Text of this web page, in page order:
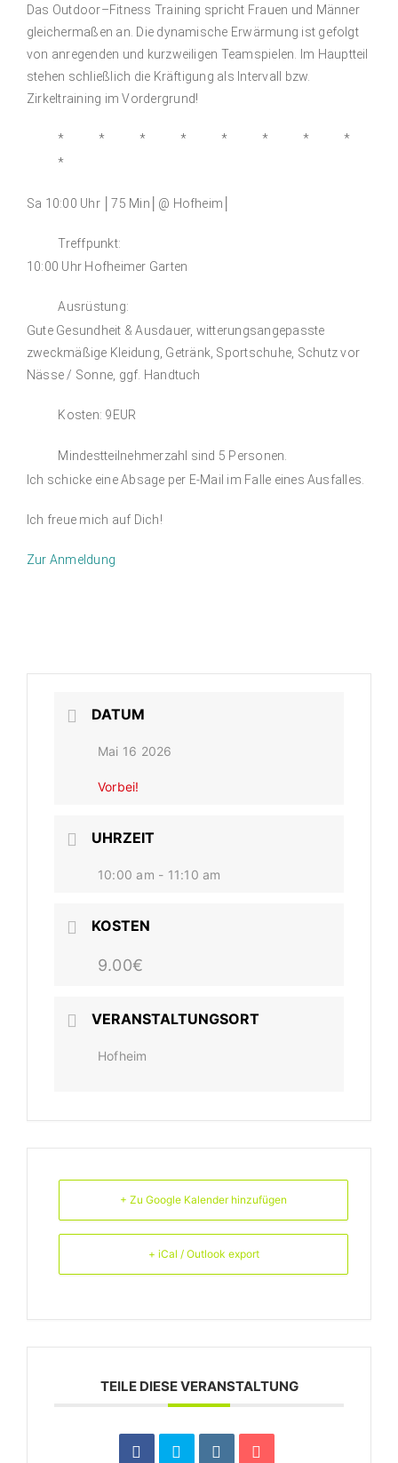
Das Outdoor–Fitness Training spricht Frauen und Männer
gleichermaßen an. Die dynamische Erwärmung ist gefolgt
von anregenden und kurzweiligen Teamspielen. Im Hauptteil
stehen schließlich die Kräftigung als Intervall bzw.
Zirkeltraining im Vordergrund!
* * * * * * *
*
*
Sa 10:00 Uhr │75 Min│@ Hofheim│
Treffpunkt:
10:00 Uhr Hofheimer Garten
Ausrüstung:
Gute Gesundheit & Ausdauer, witterungsangepasste
zweckmäßige Kleidung, Getränk, Sportschuhe, Schutz vor
Nässe / Sonne , ggf. Handtuch
Kosten: 9EUR
Mindestteilnehmerzahl sind 5 Personen.
Ich schicke eine Absage per E-Mail im Falle eines Ausfalles.
Ich freue mich auf Dich!
Zur Anmeldung
DATUM
Mai 16 2026
Vorbei!
UHRZEIT
10:00 am - 11:10 am
KOSTEN
9.00€
VERANSTALTUNGSORT
Hofheim
+ Zu Google Kalender hinzufügen
+ iCal / Outlook export
TEILE DIESE VERANSTALTUNG